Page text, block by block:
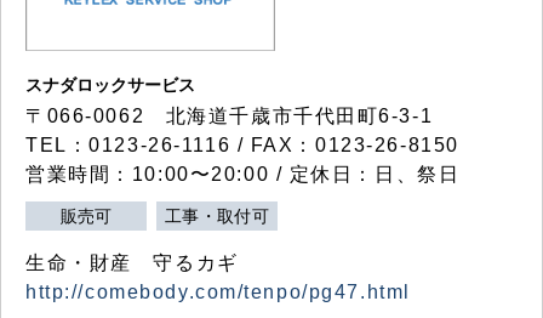
スナダロックサービス
〒066-0062 北海道千歳市千代田町6-3-1
TEL：0123-26-1116 / FAX：0123-26-8150
営業時間：10:00〜20:00 / 定休日：日、祭日
販売可 工事・取付可
生命・財産 守るカギ
http://comebody.com/tenpo/pg47.html